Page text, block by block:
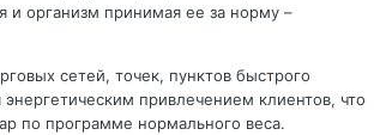
и организм принимая ее за норму –
сетей, точек, пунктов быстрого
энергетическим привлечением клиентов, что
по программе нормального веса.